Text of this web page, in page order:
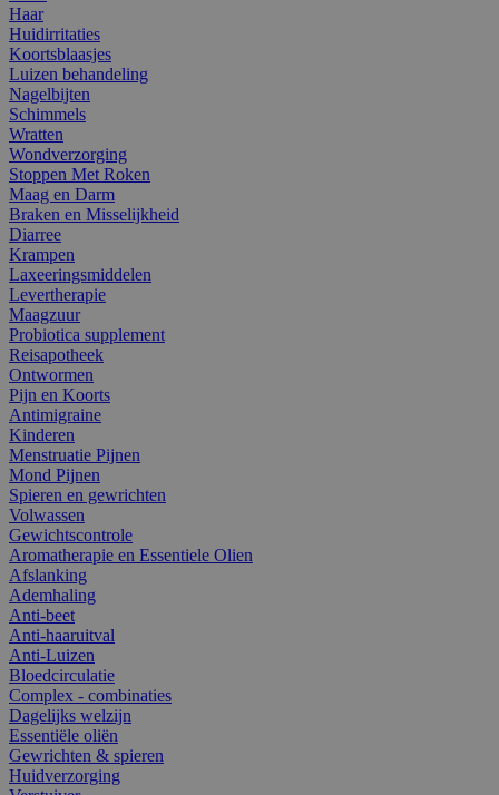
Haar
Huidirritaties
Koortsblaasjes
Luizen behandeling
Nagelbijten
Schimmels
Wratten
Wondverzorging
Stoppen Met Roken
Maag en Darm
Braken en Misselijkheid
Diarree
Krampen
Laxeeringsmiddelen
Levertherapie
Maagzuur
Probiotica supplement
Reisapotheek
Ontwormen
Pijn en Koorts
Antimigraine
Kinderen
Menstruatie Pijnen
Mond Pijnen
Spieren en gewrichten
Volwassen
Gewichtscontrole
Aromatherapie en Essentiele Olien
Afslanking
Ademhaling
Anti-beet
Anti-haaruitval
Anti-Luizen
Bloedcirculatie
Complex - combinaties
Dagelijks welzijn
Essentiële oliën
Gewrichten & spieren
Huidverzorging